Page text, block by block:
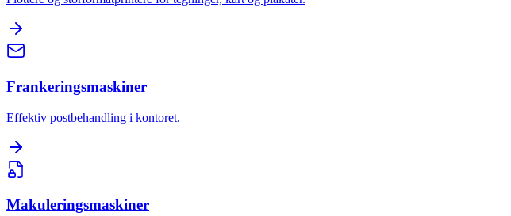
Frankeringsmaskiner
Effektiv postbehandling i kontoret.
Makuleringsmaskiner